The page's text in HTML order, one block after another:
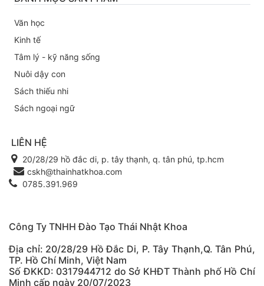
Công Ty TNHH Đào Tạo Thái Nhật Khoa
Địa chỉ: 20/28/29 Hồ Đắc Di, P. Tây Thạnh,Q. Tân Phú,
TP. Hồ Chí Minh, Việt Nam
Số ĐKKD: 0317944712 do Sở KHĐT Thành phố Hồ Chí
Minh cấp ngày 20/07/2023
Văn học
Kinh tế
Tâm lý - kỹ năng sống
Nuôi dậy con
Sách thiếu nhi
Sách ngoại ngữ
LIÊN HỆ
20/28/29 hồ đắc di, p. tây thạnh, q. tân phú, tp.hcm
cskh@thainhatkhoa.com
0785.391.969